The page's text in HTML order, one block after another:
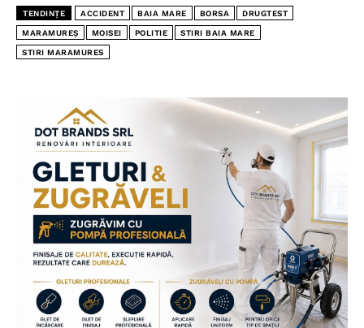
TENDINȚE ACCIDENT BAIA MARE BORSA DRUGTEST
MARAMUREȘ MOISEI POLITIE STIRI BAIA MARE
STIRI MARAMURES